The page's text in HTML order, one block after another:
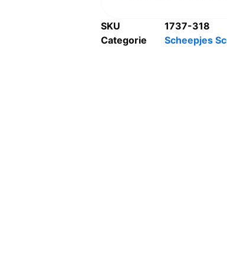
SKU
1737-318
Categorie
Scheepjes